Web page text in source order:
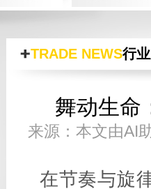
TRADE NEWS行
舞动生命
来源：本文由AI
在节奏与旋